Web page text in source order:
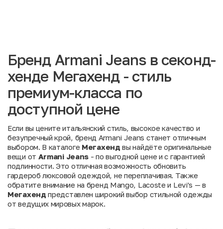
Бренд Armani Jeans в секонд-
хенде Мегахенд - стиль
премиум-класса по
доступной цене
Если вы цените итальянский стиль, высокое качество и
безупречный крой, бренд Armani Jeans станет отличным
выбором. В каталоге Мегахенд вы найдёте оригинальные
вещи от Armani Jeans - по выгодной цене и с гарантией
подлинности. Это отличная возможность обновить
гардероб люксовой одеждой, не переплачивая. Также
обратите внимание на бренд Mango, Lacoste и Levi's — в
Мегахенд представлен широкий выбор стильной одежды
от ведущих мировых марок.